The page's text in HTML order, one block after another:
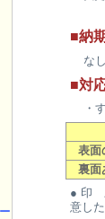
■納
なし
■対
・
表面
裏面
● 印
意し